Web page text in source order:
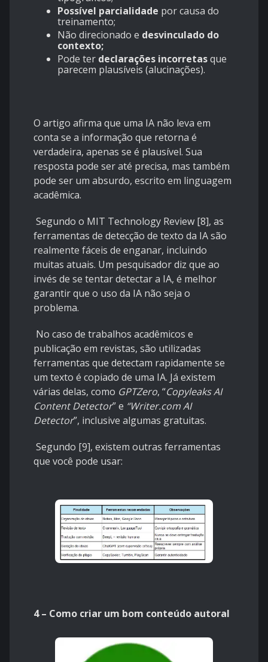
Possível parcialidade por causa do
treinamento;
Não direcionado e desvinculado do
contexto;
Pode ter declarações incorretasque
parecem plausíveis (alucinações).
O artigo afirma que uma IA não leva em
conta se a informação que retorna é
verdadeira, apenas se é plausível. Sua
resposta pode ser até precisa, mas também
pode ser um absurdo, escrito em linguagem
acadêmica.
Segundo o MIT Technology Review [8], as
ferramentas de detecção de texto da IA são
realmente fáceis de enganar, incluindo
muitas atuais. Um pesquisador diz que ao
invés de se tentar detectar a IA, é melhor
garantir que o uso da IA não seja o
problema.
No caso de trabalhos acadêmicos e
publicação em revistas, são utilizadas
ferramentas que detectam rapidamente se
um texto é copiado de uma IA. Já existem
várias delas, como GPTZero, “Copyleaks AI
Content Detector” e “Writer.com AI
Detector”, inclusive algumas gratuitas.
Segundo [9], existem outras ferramentas
que você pode usar:
4 – Como criar um bom conteúdo autoral